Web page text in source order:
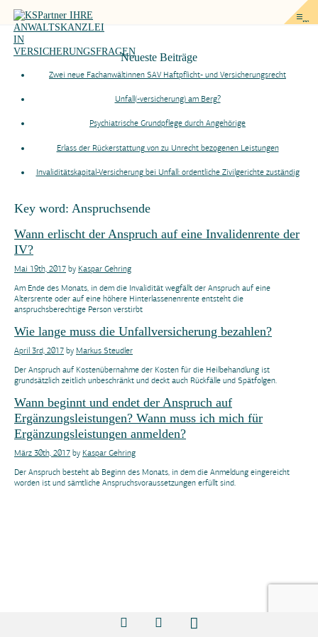
Neueste Beiträge
Zwei neue Fachanwältinnen SAV Haftpflicht- und Versicherungsrecht
Unfall(-versicherung) am Berg?
Psychiatrische Grundpflege durch Angehörige
Erlass der Rückerstattung von zu Unrecht bezogenen Leistungen
Invaliditätskapital-Versicherung bei Unfall: ordentliche Zivilgerichte zuständig
Key word: Anspruchsende
Wann erlischt der Anspruch auf eine Invalidenrente der
IV?
Mai 19th, 2017 by Kaspar Gehring
Am Ende des Monats, in dem die Invalidität wegfällt der Anspruch auf eine
Altersrente oder auf eine höhere Hinterlassenenrente entsteht die
anspruchsberechtige Person verstirbt
Wie lange muss die Unfallversicherung bezahlen?
April 3rd, 2017 by Markus Steudler
Der Anspruch auf Kostenübernahme der Kosten für die Heilbehandlung ist
grundsätzlich zeitlich unbeschränkt und deckt auch Rückfälle und Spätfolgen.
Wann beginnt und endet der Anspruch auf
Ergänzungsleistungen? Wann muss ich mich für
Ergänzungsleistungen anmelden?
März 30th, 2017 by Kaspar Gehring
Der Anspruch besteht ab Beginn des Monats, in dem die Anmeldung eingereicht
worden ist und sämtliche Anspruchsvoraussetzungen erfüllt sind.